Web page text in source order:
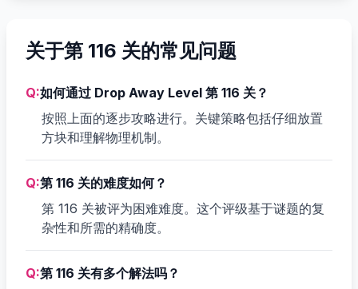
关于第 116 关的常见问题
Q:如何通过 Drop Away Level 第 116 关？
按照上面的逐步攻略进行。关键策略包括仔细放置
方块和理解物理机制。
Q:第 116 关的难度如何？
第 116 关被评为困难难度。这个评级基于谜题的复
杂性和所需的精确度。
Q:第 116 关有多个解法吗？